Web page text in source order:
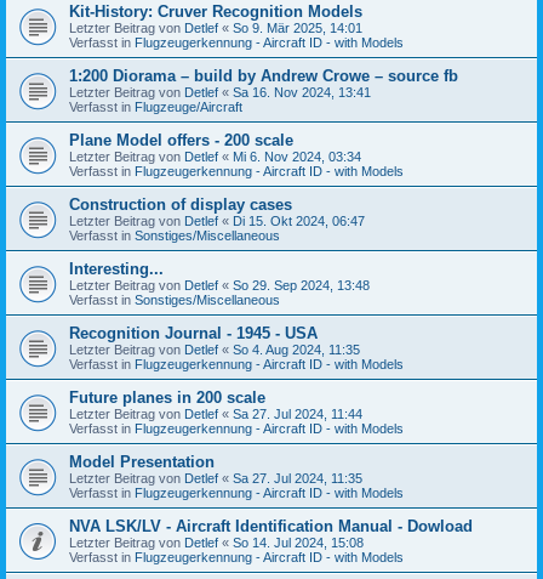
Kit-History: Cruver Recognition Models
Letzter Beitrag von Detlef « So 9. Mär 2025, 14:01
Verfasst in Flugzeugerkennung - Aircraft ID - with Models
1:200 Diorama – build by Andrew Crowe – source fb
Letzter Beitrag von Detlef « Sa 16. Nov 2024, 13:41
Verfasst in Flugzeuge/Aircraft
Plane Model offers - 200 scale
Letzter Beitrag von Detlef « Mi 6. Nov 2024, 03:34
Verfasst in Flugzeugerkennung - Aircraft ID - with Models
Construction of display cases
Letzter Beitrag von Detlef « Di 15. Okt 2024, 06:47
Verfasst in Sonstiges/Miscellaneous
Interesting...
Letzter Beitrag von Detlef « So 29. Sep 2024, 13:48
Verfasst in Sonstiges/Miscellaneous
Recognition Journal - 1945 - USA
Letzter Beitrag von Detlef « So 4. Aug 2024, 11:35
Verfasst in Flugzeugerkennung - Aircraft ID - with Models
Future planes in 200 scale
Letzter Beitrag von Detlef « Sa 27. Jul 2024, 11:44
Verfasst in Flugzeugerkennung - Aircraft ID - with Models
Model Presentation
Letzter Beitrag von Detlef « Sa 27. Jul 2024, 11:35
Verfasst in Flugzeugerkennung - Aircraft ID - with Models
NVA LSK/LV - Aircraft Identification Manual - Dowload
Letzter Beitrag von Detlef « So 14. Jul 2024, 15:08
Verfasst in Flugzeugerkennung - Aircraft ID - with Models